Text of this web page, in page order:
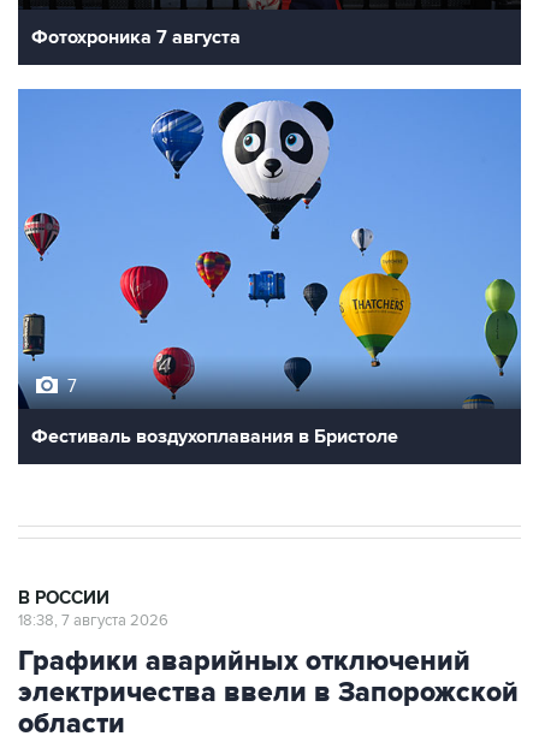
Фотохроника 7 августа
7
Фестиваль воздухоплавания в Бристоле
В РОССИИ
18:38, 7 августа 2026
Графики аварийных отключений
электричества ввели в Запорожской
области